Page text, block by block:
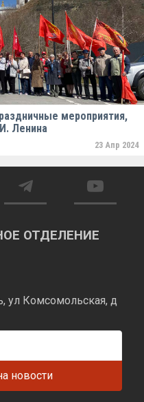
мероприятия,
Ленина
23 Апр 2024
ОТДЕЛЕНИЕ
ул Комсомольская, д